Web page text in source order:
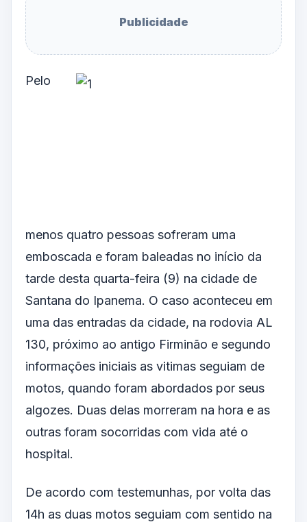
Publicidade
Pelo
menos quatro pessoas sofreram uma
emboscada e foram baleadas no início da
tarde desta quarta-feira (9) na cidade de
Santana do Ipanema. O caso aconteceu em
uma das entradas da cidade, na rodovia AL
130, próximo ao antigo Firminão e segundo
informações iniciais as vitimas seguiam de
motos, quando foram abordados por seus
algozes. Duas delas morreram na hora e as
outras foram socorridas com vida até o
hospital.
De acordo com testemunhas, por volta das
14h as duas motos seguiam com sentido na